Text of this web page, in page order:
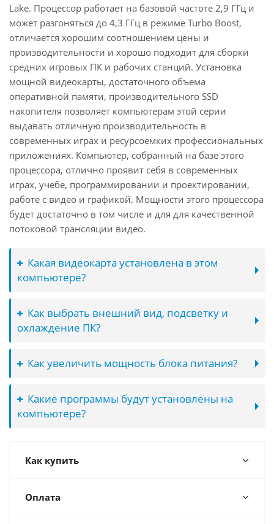
Lake. Процессор работает на базовой частоте 2,9 ГГц и
может разгоняться до 4,3 ГГц в режиме Turbo Boost,
отличается хорошим соотношением цены и
производительности и хорошо подходит для сборки
средних игровых ПК и рабочих станций. Установка
мощной видеокарты, достаточного объема
оперативной памяти, производительного SSD
накопителя позволяет компьютерам этой серии
выдавать отличную производительность в
современных играх и ресурсоемких профессиональных
приложениях. Компьютер, собранный на базе этого
процессора, отлично проявит себя в современных
играх, учебе, программировании и проектировании,
работе с видео и графикой. Мощности этого процессора
будет достаточно в том числе и для для качественной
потоковой трансляции видео.
Какая видеокарта установлена в этом
компьютере?
Как выбрать внешний вид, подсветку и
охлаждение ПК?
Как увеличить мощность блока питания?
Какие программы будут установлены на
компьютере?
Как купить
Оплата